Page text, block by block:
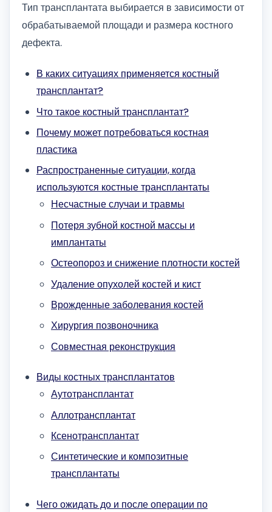
Тип трансплантата выбирается в зависимости от
обрабатываемой площади и размера костного
дефекта.
В каких ситуациях применяется костный
трансплантат?
Что такое костный трансплантат?
Почему может потребоваться костная
пластика
Распространенные ситуации, когда
используются костные трансплантаты
Несчастные случаи и травмы
Потеря зубной костной массы и
имплантаты
Остеопороз и снижение плотности костей
Удаление опухолей костей и кист
Врожденные заболевания костей
Хирургия позвоночника
Совместная реконструкция
Виды костных трансплантатов
Аутотрансплантат
Аллотрансплантат
Ксенотрансплантат
Синтетические и композитные
трансплантаты
Чего ожидать до и после операции по